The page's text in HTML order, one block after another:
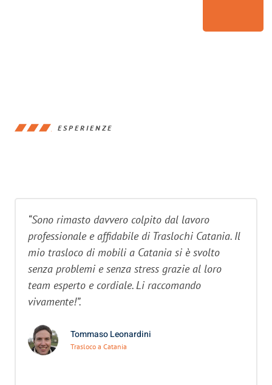
ESPERIENZE
“Sono rimasto davvero colpito dal lavoro
professionale e affidabile di Traslochi Catania. Il
mio trasloco di mobili a Catania si è svolto
senza problemi e senza stress grazie al loro
team esperto e cordiale. Li raccomando
vivamente!”.
Tommaso Leonardini
Trasloco a Catania